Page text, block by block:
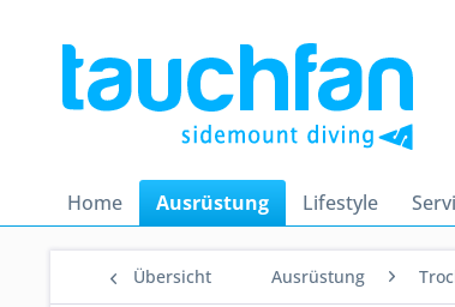
Home Ausrüstung Lifestyle
Übersicht Ausrüstung